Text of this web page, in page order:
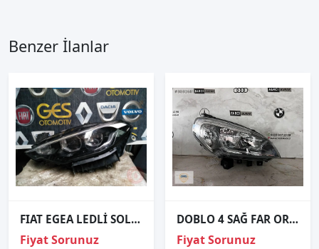
Benzer İlanlar
FIAT EGEA LEDLİ SOL ÖN FAR ORJİNAL ÇIKMA
Fiyat Sorunuz
DOBLO 4 SAĞ FAR ORJİNAL
Fiyat Sorunuz